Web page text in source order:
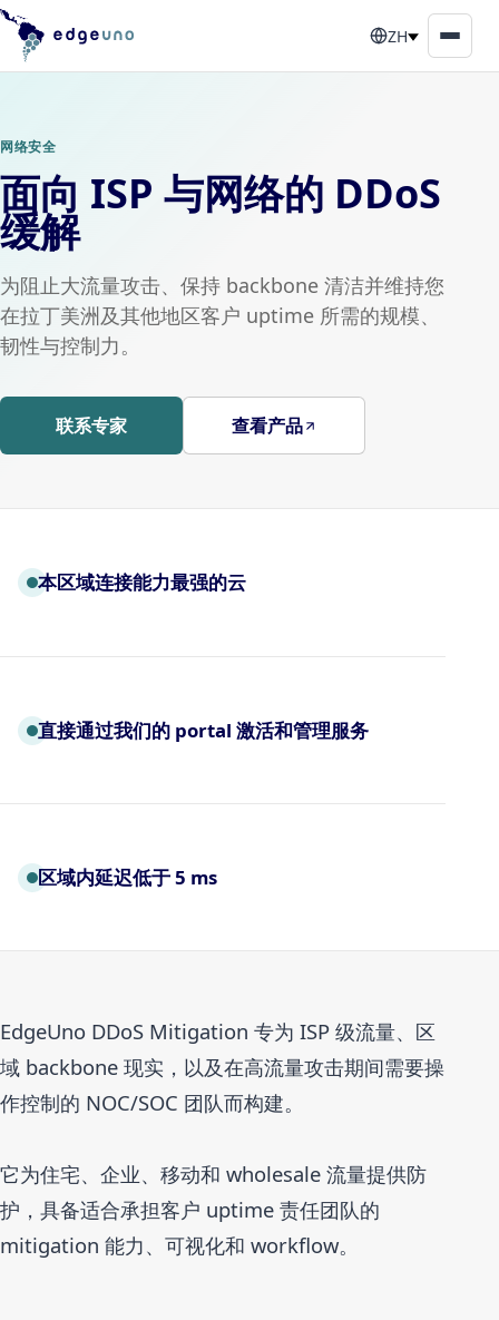
ZH
网络安全
面向 ISP 与网络的 DDoS
缓解
为阻止大流量攻击、保持 backbone 清洁并维持您
在拉丁美洲及其他地区客户 uptime 所需的规模、
韧性与控制力。
联系专家 查看产品
本区域连接能力最强的云
直接通过我们的 portal 激活和管理服务
区域内延迟低于 5 ms
EdgeUno DDoS Mitigation 专为 ISP 级流量、区
域 backbone 现实，以及在高流量攻击期间需要操
作控制的 NOC/SOC 团队而构建。
它为住宅、企业、移动和 wholesale 流量提供防
护，具备适合承担客户 uptime 责任团队的
mitigation 能力、可视化和 workflow。